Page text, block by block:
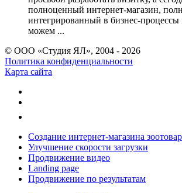
полноценный интернет-магазин,
интегрированный в бизнес-
можем ...
© ООО «Студия ЯЛ», 2004 - 2026
Политика конфиденциальности
Карта сайта
Создание интернет-магазина
Улучшение скорости загрузки
Продвижение видео
Landing page
Продвижение по результатам